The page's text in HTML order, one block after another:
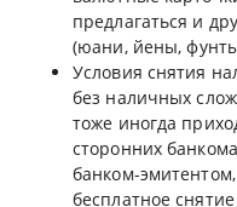
предлагаться и
(юани, йены,
Условия снятия
без наличных
тоже иногда
сторонних
банком-
бесплатное